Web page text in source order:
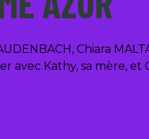
Chiara
avec Kathy, sa mère,